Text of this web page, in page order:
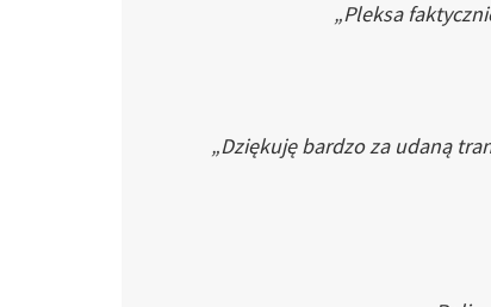
„Pleksa
„Dziękuję bardzo za udaną